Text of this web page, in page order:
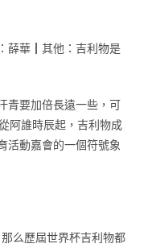
薛華┃其他：吉利物是
青要加倍長遠一些，可
阿誰時辰起，吉利物成
活動嘉會的一個符號象
么歷屆世界杯吉利物都